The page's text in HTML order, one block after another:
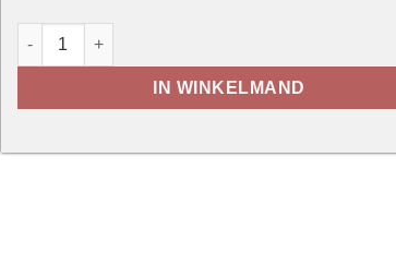
Woca Houtontgrijzer aantal
IN WINKELMAND